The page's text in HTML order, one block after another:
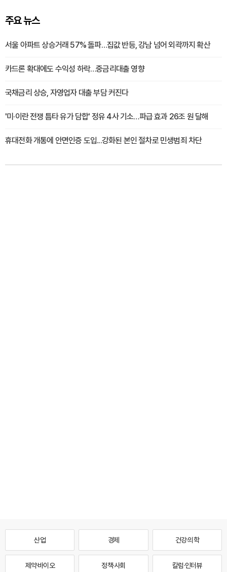
주요 뉴스
서울 아파트 상승거래 57% 돌파…집값 반등, 강남 넘어 외곽까지 확산
카드론 확대에도 수익성 하락…중금리대출 영향
국채금리 상승, 자영업자 대출 부담 커진다
'미·이란 전쟁 틈타 유가 담합' 정유 4사 기소…파급 효과 26조 원 달해
휴대전화 개통에 안면인증 도입...강화된 본인 절차로 민생범죄 차단
산업 경제 건강·의학
제약·바이오 정책·사회 칼럼·인터뷰